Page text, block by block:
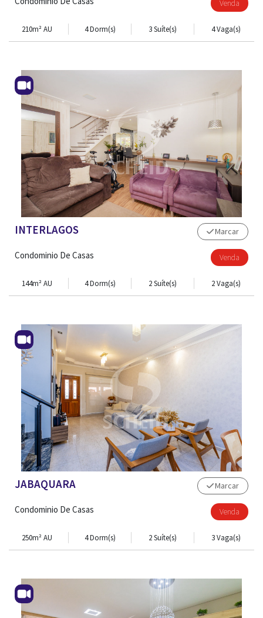
Venda
210m² AU 4 Dorm(s) 3 Suíte(s) 4 Vaga(s)
INTERLAGOS
Condominio De Casas
Marcar
Venda
144m² AU 4 Dorm(s) 2 Suíte(s) 2 Vaga(s)
JABAQUARA
Condominio De Casas
Marcar
Venda
250m² AU 4 Dorm(s) 2 Suíte(s) 3 Vaga(s)